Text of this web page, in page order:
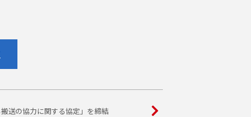
送の協力に関する協定」を締結